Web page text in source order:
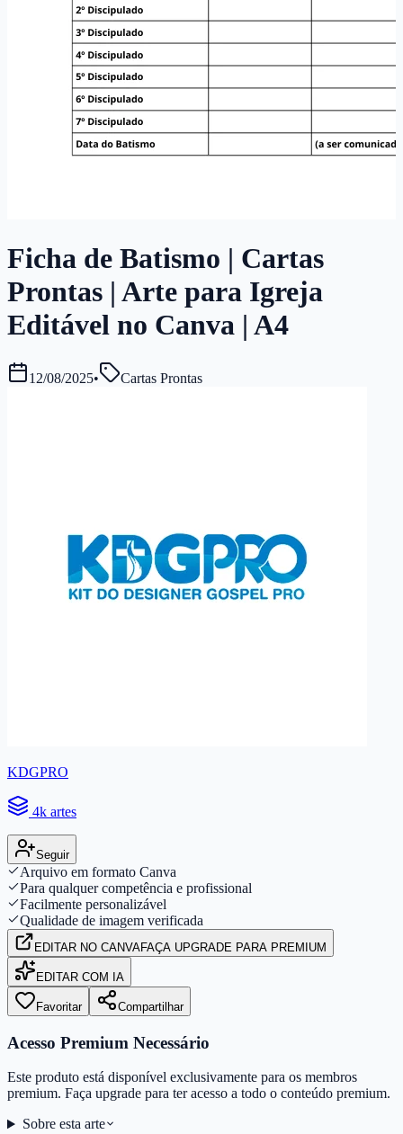
Ficha de Batismo | Cartas
Prontas | Arte para Igreja
Editável no Canva | A4
12/08/2025• Cartas Prontas
KDGPRO
4k artes
Seguir
Arquivo em formato Canva
Para qualquer competência e profissional
Facilmente personalizável
Qualidade de imagem verificada
EDITAR NO CANVAFAÇA UPGRADE PARA PREMIUM
EDITAR COM IA
Favoritar Compartilhar
Acesso Premium Necessário
Este produto está disponível exclusivamente para os membros
premium. Faça upgrade para ter acesso a todo o conteúdo premium.
Sobre esta arte